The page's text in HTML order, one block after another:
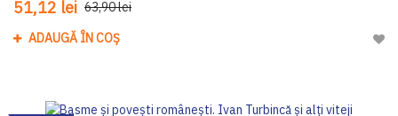
51,12 lei 63,90 lei
ADAUGĂ ÎN COȘ